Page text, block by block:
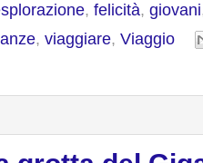
, felicità, giovani
, viaggiare, Viaggio